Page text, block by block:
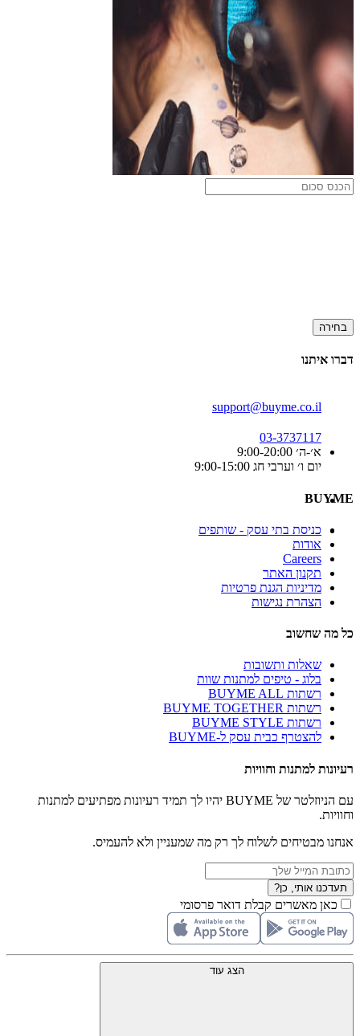
בחירה
דברו איתנו
support@buyme.co.il
03-3737117
א׳-ה׳ 9:00-20:00
יום ו׳ וערבי חג 9:00-15:00
BUYME
כניסת בתי עסק - שותפים
אודות
Careers
תקנון האתר
מדיניות הגנת פרטיות
הצהרת נגישות
כל מה שחשוב
שאלות ותשובות
בלוג - טיפים למתנות שוות
רשתות BUYME ALL
רשתות BUYME TOGETHER
רשתות BUYME STYLE
להצטרף כבית עסק ל-BUYME
רעיונות למתנות וחוויות
עם הניוזלטר של BUYME יהיו לך תמיד רעיונות מפתיעים למתנות
וחוויות.
אנחנו מבטיחים לשלוח לך רק מה שמעניין ולא להעמיס.
תעדכנו אותי, כן?
כאן מאשרים קבלת דואר פרסומי
הצג עוד